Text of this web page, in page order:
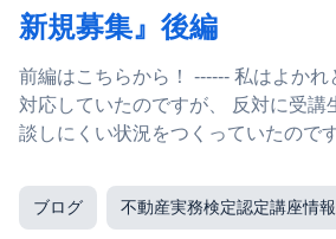
新規募集』後編
前編はこちらから！ ------ 私はよかれと思い 無料で何でも
対応していたのですが、 反対に受講生に言いにくい、 相
ブログ 不動産実務検定認定講座情報